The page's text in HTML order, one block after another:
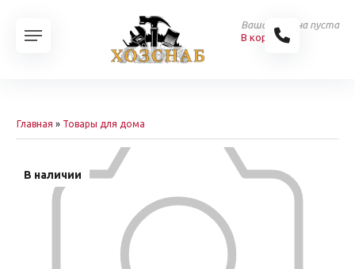
Ваша корзина пуста
В корзину
Главная » Товары для дома
В наличии